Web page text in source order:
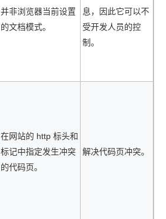
并非浏览器当前设置
的文档模式。
息，因此它可以不
受开发人员的控
制。
在网站的 http 标头和
标记中指定发生冲突
的代码页。
解决代码页冲突。